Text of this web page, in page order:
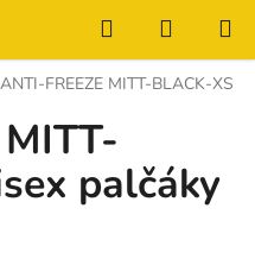
Hľadať
KOŠÍK
ANTI-FREEZE MITT-BLACK-XS
palčáky